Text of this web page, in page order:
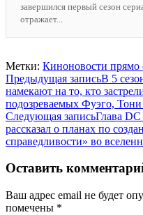
завершился первый сезон
отражает...
Метки: Киноновости прямо
Навигация
по
записям
Предыдущая записьВ 5
намекают на то, кто
подозреваемых Фуэго, Тони
Следующая записьГлава
рассказал о планах по
справедливости» во
Оставить
Ваш адрес email не будет
помечены *